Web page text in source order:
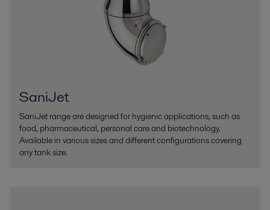
SaniJet
SaniJet range are designed for hygienic applications, such as
food, pharmaceutical, personal care and biotechnology.
Available in various sizes and different configurations covering
any tank size.